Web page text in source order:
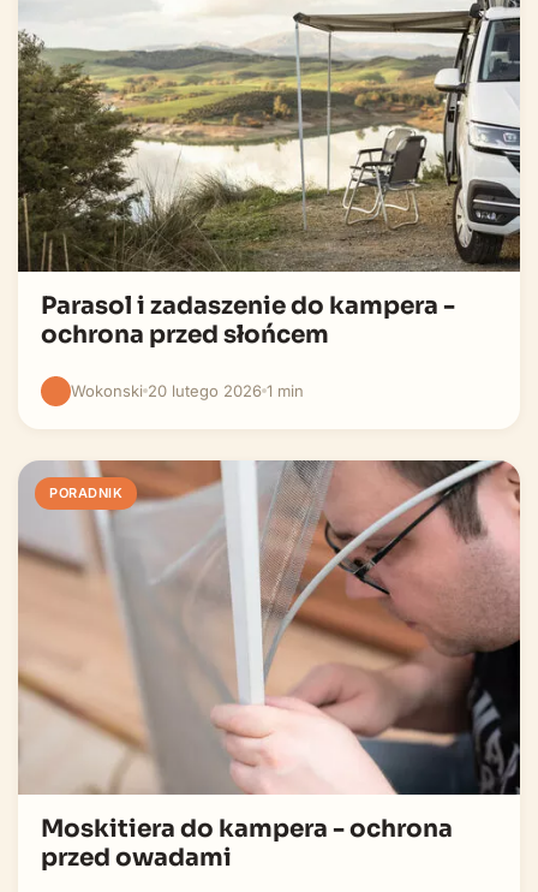
Parasol i zadaszenie do kampera -
ochrona przed słońcem
Wokonski 20 lutego 2026 1 min
PORADNIK
Moskitiera do kampera - ochrona
przed owadami